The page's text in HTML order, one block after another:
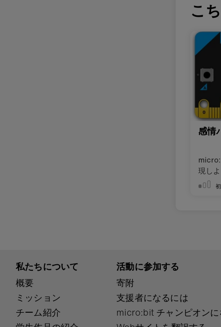
こ
感情
現し
私たちについて
概要
ミッション
チーム紹介
活動に参加する
寄附
支援者になるには
micro:bit チャンピオン